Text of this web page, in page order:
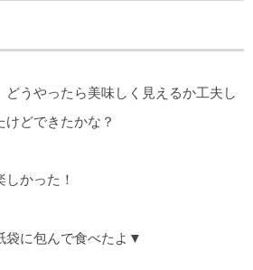
どうやったら美味しく見えるか工夫し
どできたかな？
かった！
袋に包んで食べたよ▼